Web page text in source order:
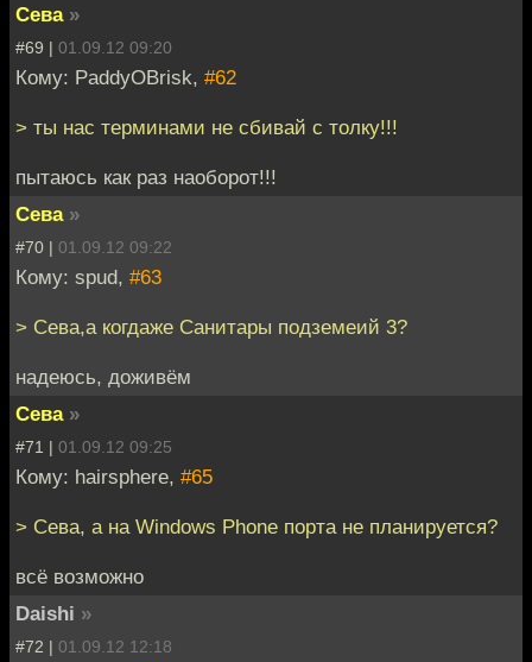
Сева »
#69 | 01.09.12 09:20
Кому: PaddyOBrisk, #62
> ты нас терминами не сбивай с толку!!!
пытаюсь как раз наоборот!!!
Сева »
#70 | 01.09.12 09:22
Кому: spud, #63
> Сева,а когдаже Санитары подземеий 3?
надеюсь, доживём
Сева »
#71 | 01.09.12 09:25
Кому: hairsphere, #65
> Сева, а на Windows Phone порта не планируется?
всё возможно
Daishi »
#72 | 01.09.12 12:18